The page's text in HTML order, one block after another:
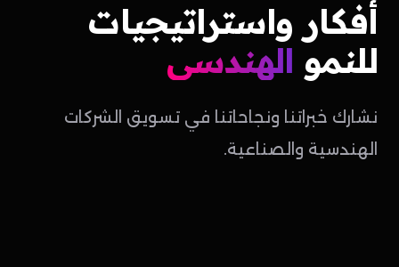
أفكار واستراتيجيات
للنمو الهندسي
نشارك خبراتنا ونجاحاتنا في تسويق الشركات
الهندسية والصناعية.